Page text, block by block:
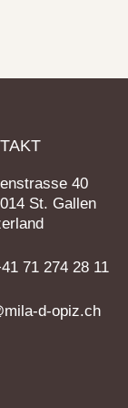
40
St. Gallen
71 274 28 11
d-opiz.ch